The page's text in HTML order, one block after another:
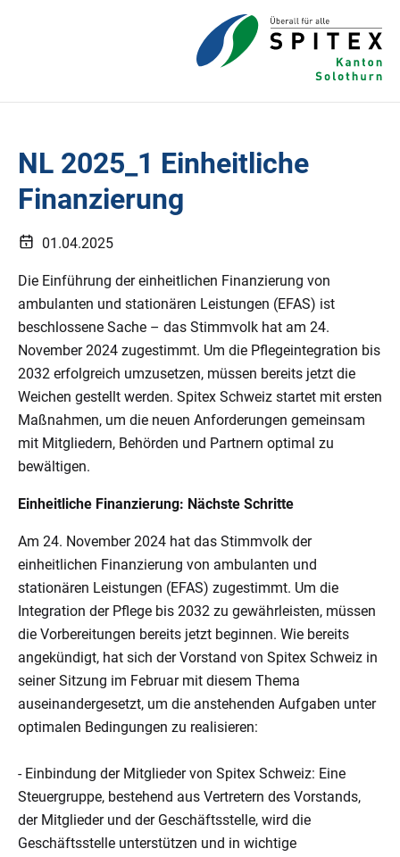
NL 2025_1 Einheitliche
Finanzierung
01.04.2025
Die Einführung der einheitlichen Finanzierung von
ambulanten und stationären Leistungen (EFAS) ist
beschlossene Sache – das Stimmvolk hat am 24.
November 2024 zugestimmt. Um die Pflegeintegration bis
2032 erfolgreich umzusetzen, müssen bereits jetzt die
Weichen gestellt werden. Spitex Schweiz startet mit ersten
Maßnahmen, um die neuen Anforderungen gemeinsam
mit Mitgliedern, Behörden und Partnern optimal zu
bewältigen.
Einheitliche Finanzierung: Nächste Schritte
Am 24. November 2024 hat das Stimmvolk der
einheitlichen Finanzierung von ambulanten und
stationären Leistungen (EFAS) zugestimmt. Um die
Integration der Pflege bis 2032 zu gewährleisten, müssen
die Vorbereitungen bereits jetzt beginnen. Wie bereits
angekündigt, hat sich der Vorstand von Spitex Schweiz in
seiner Sitzung im Februar mit diesem Thema
auseinandergesetzt, um die anstehenden Aufgaben unter
optimalen Bedingungen zu realisieren:
- Einbindung der Mitglieder von Spitex Schweiz: Eine
Steuergruppe, bestehend aus Vertretern des Vorstands,
der Mitglieder und der Geschäftsstelle, wird die
Geschäftsstelle unterstützen und in wichtige